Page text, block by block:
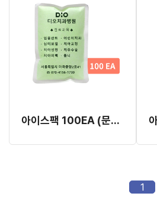
아이스팩 100EA (문구 인쇄)
1